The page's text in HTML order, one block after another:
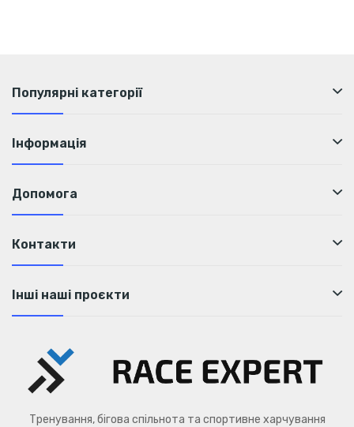
Популярні категорії
Інформація
Допомога
Контакти
Інші наші проєкти
Тренування, бігова спільнота та спортивне харчування